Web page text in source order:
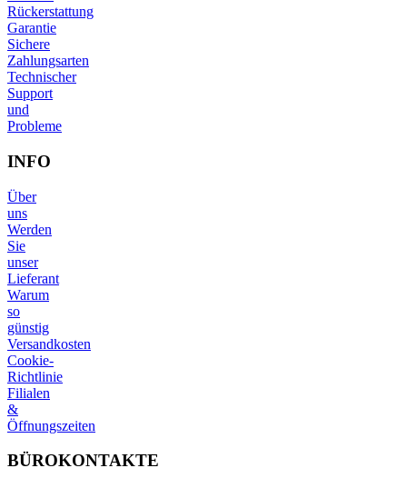
Rückerstattung
Garantie
Sichere
Zahlungsarten
Technischer
Support
und
Probleme
INFO
Über
uns
Werden
Sie
unser
Lieferant
Warum
so
günstig
Versandkosten
Cookie-
Richtlinie
Filialen
&
Öffnungszeiten
BÜROKONTAKTE